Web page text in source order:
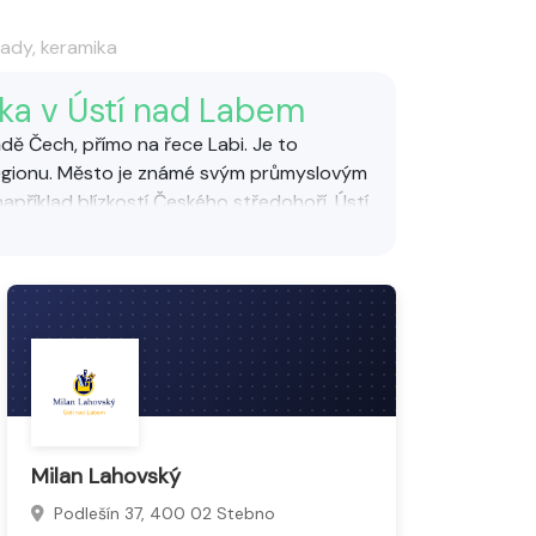
keramika
v Ústí nad Labem
Čech, přímo na řece Labi. Je to
Město je známé svým průmyslovým
blízkostí Českého středohoří. Ústí
i sportovních aktivit pro
a služby pro vybavení a design koupelen.
vany, umyvadla a další doplňky
a odolné prostory s důrazem na kvalitu
na komfort a hygienu.
Milan Lahovský
Podlešín 37, 400 02 Stebno